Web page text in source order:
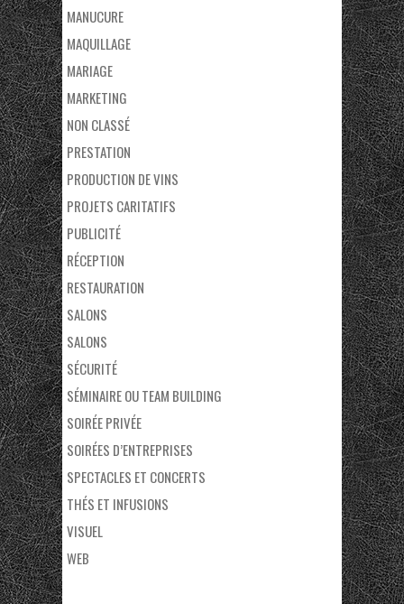
MANUCURE
MAQUILLAGE
MARIAGE
MARKETING
NON CLASSÉ
PRESTATION
PRODUCTION DE VINS
PROJETS CARITATIFS
PUBLICITÉ
RÉCEPTION
RESTAURATION
SALONS
SALONS
SÉCURITÉ
SÉMINAIRE OU TEAM BUILDING
SOIRÉE PRIVÉE
SOIRÉES D’ENTREPRISES
SPECTACLES ET CONCERTS
THÉS ET INFUSIONS
VISUEL
WEB